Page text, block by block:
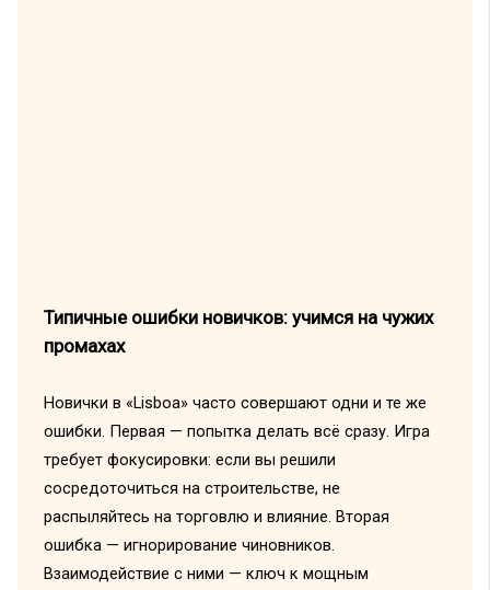
Типичные ошибки новичков: учимся на чужих
промахах
Новички в «Lisboa» часто совершают одни и те же
ошибки. Первая — попытка делать всё сразу. Игра
требует фокусировки: если вы решили
сосредоточиться на строительстве, не
распыляйтесь на торговлю и влияние. Вторая
ошибка — игнорирование чиновников.
Взаимодействие с ними — ключ к мощным